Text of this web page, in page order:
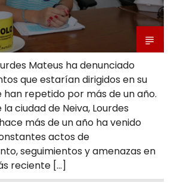
Mateus ha denunciado
que estarían dirigidos en su
han repetido por más de un año.
ciudad de Neiva, Lourdes
más de un año ha venido
actos de
seguimientos y amenazas en
reciente […]